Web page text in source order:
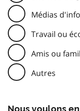
Médias
Travail ou
Amis ou
Autres
Nous voulons